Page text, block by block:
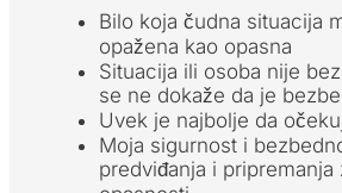
Bilo koja čudna situacija
opažena kao opasna
Situacija ili osoba nije
se ne dokaže da je
Uvek je najbolje da
Moja sigurnost i
predviđanja i